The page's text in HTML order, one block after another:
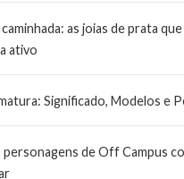
as joias de prata
ativo
Significado, Modelos e
personagens de Off Campus